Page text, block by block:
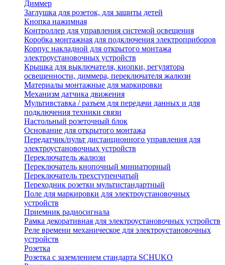
Диммер
Заглушка для розеток, для защиты детей
Кнопка нажимная
Контроллер для управления системой освещения
Коробка монтажная для подключения электроприборов
Корпус накладной для открытого монтажа
электроустановочных устройств
Крышка для выключателя, кнопки, регулятора
освещенности, диммера, переключателя жалюзи
Материалы монтажные для маркировки
Механизм датчика движения
Мультивставка / разъем для передачи данных и для
подключения техники связи
Настольный розеточный блок
Основание для открытого монтажа
Передатчик/пульт дистанционного управления для
электроустановочных устройств
Переключатель жалюзи
Переключатель кнопочный миниатюрный
Переключатель трехступенчатый
Переходник розетки мультистандартный
Поле для маркировки для электроустановочных
устройств
Приемник радиосигнала
Рамка декоративная для электроустановочных устройств
Реле времени механическое для электроустановочных
устройств
Розетка
Розетка с заземлением стандарта SCHUKO